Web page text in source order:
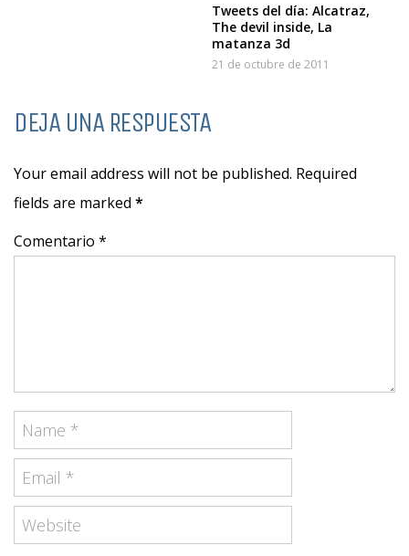
Tweets del día: Alcatraz,
The devil inside, La
matanza 3d
21 de octubre de 2011
DEJA UNA RESPUESTA
Your email address will not be published. Required
fields are marked *
Comentario *